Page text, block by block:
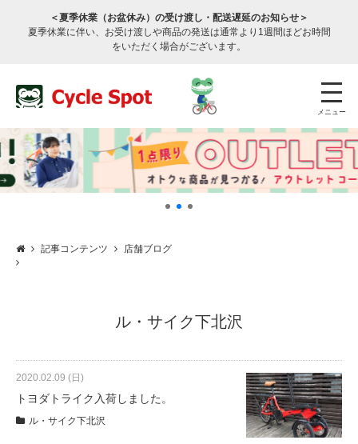
＜夏季休業（お盆休み）の受け渡し・配送遅延のお知らせ＞
夏季休業に伴い、お受け渡しや商品の発送は通常より1週間ほどお時間
をいただく場合がございます。
メニュー
サービスのご案内
サービス全般
修理・メンテナンス工賃
記事コンテンツ 店舗ブログ
ル・サイク下北沢
2020.02.09 (日)
トヨダトライク入荷しました。
ル・サイク下北沢